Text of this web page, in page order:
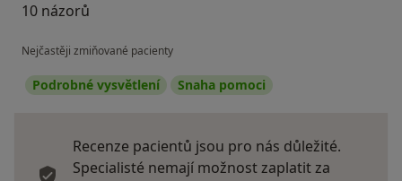
10 názorů
Nejčastěji zmiňované pacienty
Podrobné vysvětlení Snaha pomoci
Recenze pacientů jsou pro nás důležité.
Specialisté nemají možnost zaplatit za